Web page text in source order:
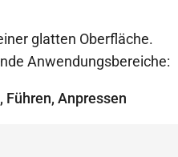
glatten Oberfläche.
Anwendungsbereiche:
Anpressen